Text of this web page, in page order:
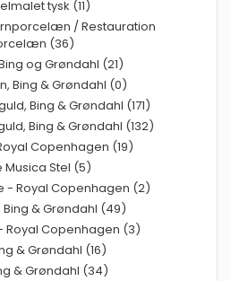
tysk (11)
/ Restauration
(36)
og Grøndahl (21)
Bing & Grøndahl (0)
Bing & Grøndahl (171)
Bing & Grøndahl (132)
Copenhagen (19)
Musica Stel (5)
- Royal Copenhagen (2)
& Grøndahl (49)
Royal Copenhagen (3)
& Grøndahl (16)
& Grøndahl (34)